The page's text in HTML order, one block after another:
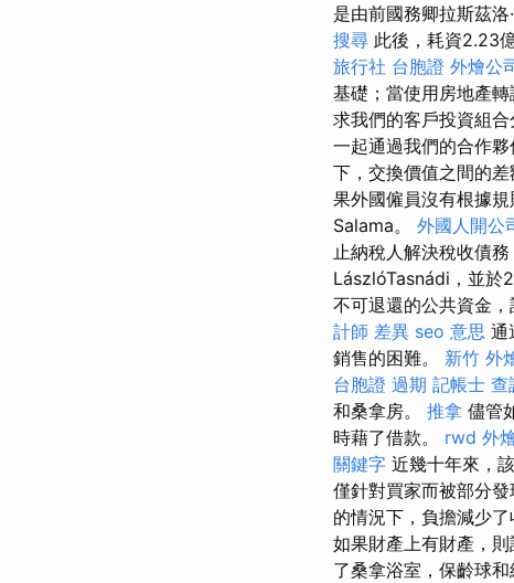
是由前國務卿拉斯茲
搜尋 此後，耗資2.23
旅行社 台胞證 外燴公
基礎；當使用房地產
求我們的客戶投資組
一起通過我們的合作夥
下，交換價值之間的
果外國僱員沒有根據
Salama。 外國人開公
止納稅人解決稅收債
LászlóTasnádi，並於
不可退還的公共資金
計師 差異 seo 意思 通
銷售的困難。 新竹 外
台胞證 過期 記帳士 查
和桑拿房。 推拿 儘管
時藉了借款。 rwd 外
關鍵字 近幾十年來，
僅針對買家而被部分
的情況下，負擔減少
如果財產上有財產，
了桑拿浴室，保齡球